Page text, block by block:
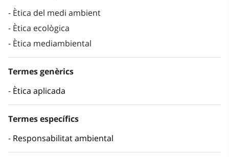
Ètica del medi ambient
Ètica ecològica
Ètica mediambiental
Termes genèrics
Ètica aplicada
Termes específics
Responsabilitat ambiental